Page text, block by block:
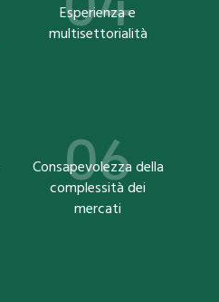
Esperienza e
multisettorialità
Consapevolezza della
complessità dei
mercati